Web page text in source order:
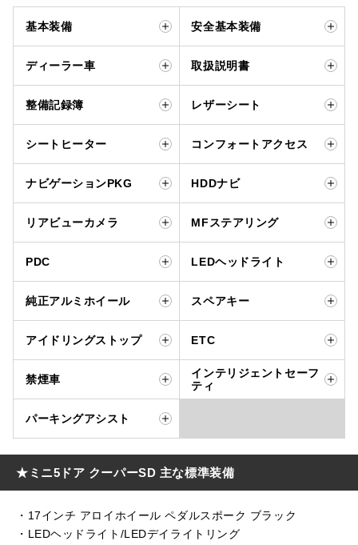
基本装備 安全基本装備
ディーラー車 取扱説明書
整備記録簿 レザーシート
シートヒーター コンフォートアクセス
ナビゲーションPKG HDDナビ
リアビューカメラ MFステアリング
PDC LEDヘッドライト
純正アルミホイール スペアキー
アイドリングストップ ETC
禁煙車
インテリジェントセーフ
ティ
パーキングアシスト
★ミニ5ドア クーパーSD 主な標準装備
・17インチ アロイホイール ペダルスポーク ブラック
・LEDヘッドライト/LEDデイライトリング